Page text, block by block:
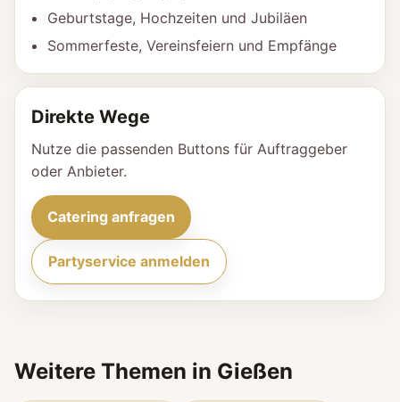
Geburtstage, Hochzeiten und Jubiläen
Sommerfeste, Vereinsfeiern und Empfänge
Direkte Wege
Nutze die passenden Buttons für Auftraggeber
oder Anbieter.
Catering anfragen
Partyservice anmelden
Weitere Themen in Gießen